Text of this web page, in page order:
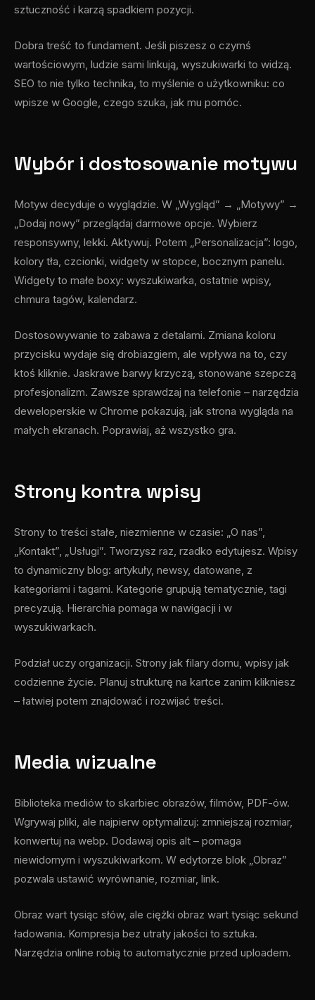
sztuczność i karzą spadkiem pozycji.
Dobra treść to fundament. Jeśli piszesz o czymś
wartościowym, ludzie sami linkują, wyszukiwarki to widzą.
SEO to nie tylko technika, to myślenie o użytkowniku: co
wpisze w Google, czego szuka, jak mu pomóc.
Wybór i dostosowanie motywu
Motyw decyduje o wyglądzie. W „Wygląd” → „Motywy” →
„Dodaj nowy” przeglądaj darmowe opcje. Wybierz
responsywny, lekki. Aktywuj. Potem „Personalizacja”: logo,
kolory tła, czcionki, widgety w stopce, bocznym panelu.
Widgety to małe boxy: wyszukiwarka, ostatnie wpisy,
chmura tagów, kalendarz.
Dostosowywanie to zabawa z detalami. Zmiana koloru
przycisku wydaje się drobiazgiem, ale wpływa na to, czy
ktoś kliknie. Jaskrawe barwy krzyczą, stonowane szepczą
profesjonalizm. Zawsze sprawdzaj na telefonie – narzędzia
deweloperskie w Chrome pokazują, jak strona wygląda na
małych ekranach. Poprawiaj, aż wszystko gra.
Strony kontra wpisy
Strony to treści stałe, niezmienne w czasie: „O nas”,
„Kontakt”, „Usługi”. Tworzysz raz, rzadko edytujesz. Wpisy
to dynamiczny blog: artykuły, newsy, datowane, z
kategoriami i tagami. Kategorie grupują tematycznie, tagi
precyzują. Hierarchia pomaga w nawigacji i w
wyszukiwarkach.
Podział uczy organizacji. Strony jak filary domu, wpisy jak
codzienne życie. Planuj strukturę na kartce zanim klikniesz
– łatwiej potem znajdować i rozwijać treści.
Media wizualne
Biblioteka mediów to skarbiec obrazów, filmów, PDF-ów.
Wgrywaj pliki, ale najpierw optymalizuj: zmniejszaj rozmiar,
konwertuj na webp. Dodawaj opis alt – pomaga
niewidomym i wyszukiwarkom. W edytorze blok „Obraz”
pozwala ustawić wyrównanie, rozmiar, link.
Obraz wart tysiąc słów, ale ciężki obraz wart tysiąc sekund
ładowania. Kompresja bez utraty jakości to sztuka.
Narzędzia online robią to automatycznie przed uploadem.